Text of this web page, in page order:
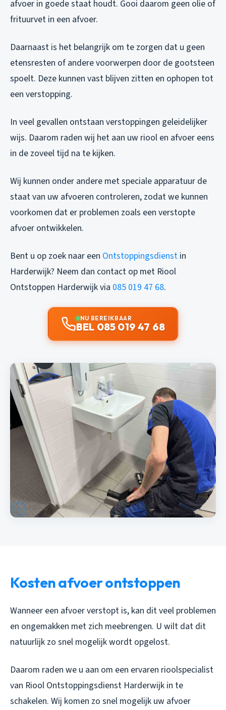
afvoer in goede staat houdt. Gooi daarom geen olie of
frituurvet in een afvoer.
Daarnaast is het belangrijk om te zorgen dat u geen
etensresten of andere voorwerpen door de gootsteen
spoelt. Deze kunnen vast blijven zitten en ophopen tot
een verstopping.
In veel gevallen ontstaan verstoppingen geleidelijker
wijs. Daarom raden wij het aan uw riool en afvoer eens
in de zoveel tijd na te kijken.
Wij kunnen onder andere met speciale apparatuur de
staat van uw afvoeren controleren, zodat we kunnen
voorkomen dat er problemen zoals een verstopte
afvoer ontwikkelen.
Bent u op zoek naar een Ontstoppingsdienst in
Harderwijk? Neem dan contact op met Riool
Ontstoppen Harderwijk via 085 019 47 68.
NU BEREIKBAAR
BEL 085 019 47 68
Kosten afvoer ontstoppen
Wanneer een afvoer verstopt is, kan dit veel problemen
en ongemakken met zich meebrengen. U wilt dat dit
natuurlijk zo snel mogelijk wordt opgelost.
Daarom raden we u aan om een ervaren rioolspecialist
van Riool Ontstoppingsdienst Harderwijk in te
schakelen. Wij komen zo snel mogelijk uw afvoer